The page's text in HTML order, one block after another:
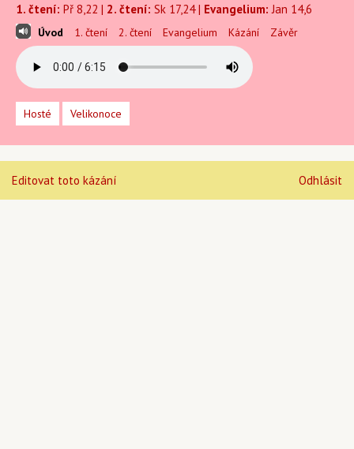
1. čtení: Př 8,22 | 2. čtení: Sk 17,24 | Evangelium: Jan 14,6
Úvod 1. čtení 2. čtení Evangelium Kázání Závěr
Hosté Velikonoce
Editovat toto kázání Odhlásit